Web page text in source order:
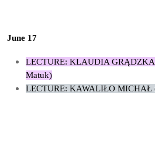
June 17
LECTURE: KLAUDIA
Matuk)
LECTURE: KAWALIŁO MICHAŁ